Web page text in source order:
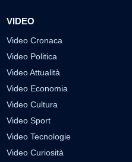
VIDEO
Video Cronaca
Video Politica
Video Attualità
Video Economia
Video Cultura
Video Sport
Video Tecnologie
Video Curiosità